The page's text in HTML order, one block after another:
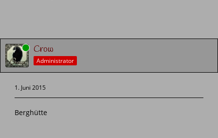
Online Crow
Administrator
1. Juni 2015
Berghütte